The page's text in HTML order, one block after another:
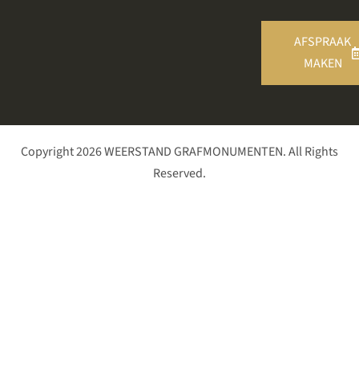
AFSPRAAK
MAKEN
Copyright 2026 WEERSTAND GRAFMONUMENTEN. All Rights
Reserved.